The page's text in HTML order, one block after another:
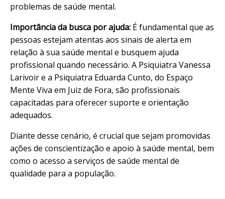
problemas de saúde mental.
Importância da busca por ajuda: É fundamental que as
pessoas estejam atentas aos sinais de alerta em
relação à sua saúde mental e busquem ajuda
profissional quando necessário. A Psiquiatra Vanessa
Larivoir e a Psiquiatra Eduarda Cunto, do Espaço
Mente Viva em Juiz de Fora, são profissionais
capacitadas para oferecer suporte e orientação
adequados.
Diante desse cenário, é crucial que sejam promovidas
ações de conscientização e apoio à saúde mental, bem
como o acesso a serviços de saúde mental de
qualidade para a população.